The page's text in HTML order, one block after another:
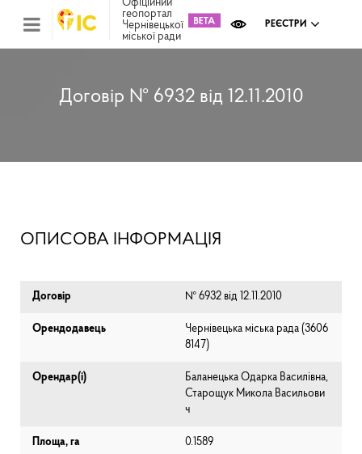
Офіційний
геопортал
Чернівецької
міської ради
РЕЄСТРИ
Договір № 6932 від 12.11.2010
ОПИСОВА ІНФОРМАЦІЯ
Договір № 6932 від 12.11.2010
Орендодавець
Чернівецька міська рада (⁨3606
8147⁩)
Орендар(і)
Баланецька Одарка Василівна,
Старощук Микола Васильови
ч
Площа, га 0.1589